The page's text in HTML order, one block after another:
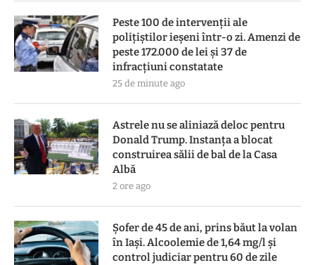
Peste 100 de intervenții ale
polițiștilor ieșeni într-o zi. Amenzi de
peste 172.000 de lei și 37 de
infracțiuni constatate
25 de minute ago
Astrele nu se aliniază deloc pentru
Donald Trump. Instanța a blocat
construirea sălii de bal de la Casa
Albă
2 ore ago
Șofer de 45 de ani, prins băut la volan
în Iași. Alcoolemie de 1,64 mg/l și
control judiciar pentru 60 de zile